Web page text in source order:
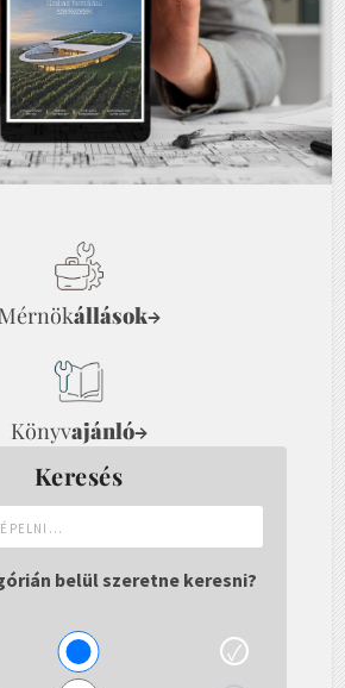
Mérnökállások→
Könyvajánló→
Keresés
el
gépelni...
belül szeretne keresni?